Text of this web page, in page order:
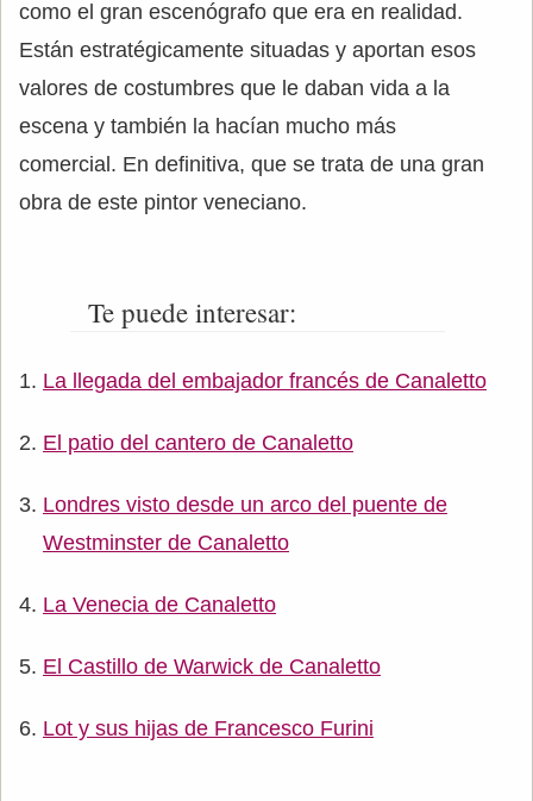
como el gran escenógrafo que era en realidad.
Están estratégicamente situadas y aportan esos
valores de costumbres que le daban vida a la
escena y también la hacían mucho más
comercial. En definitiva, que se trata de una gran
obra de este pintor veneciano.
Te puede interesar:
La llegada del embajador francés de Canaletto
El patio del cantero de Canaletto
Londres visto desde un arco del puente de
Westminster de Canaletto
La Venecia de Canaletto
El Castillo de Warwick de Canaletto
Lot y sus hijas de Francesco Furini